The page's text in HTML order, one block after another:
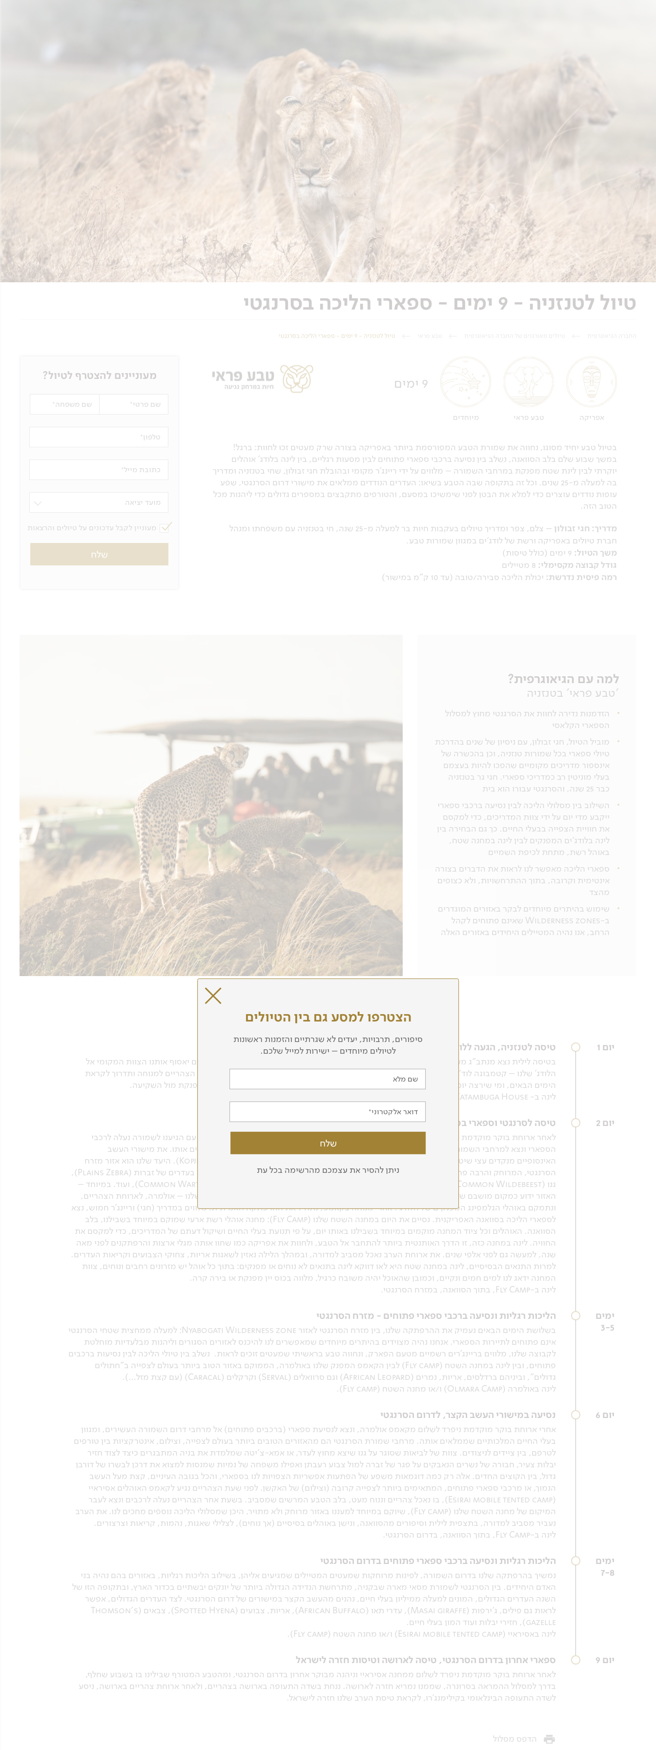
טיול לטנזניה - 9 ימים - ספארי הליכה בסרנגטי
טיול לטנזניה - 9 ימים - ספארי הליכה בסרנגטי
אפריקה טבע פראי מיוחדים
9 ימים
בטיול טבע יחיד מסוגו, נחווה את שמורת הטבע המפורסמת ביותר באפריקה בצורה שרק מעטים זכו לחוות: ברגל!
במשך שבוע שלם בלב הסוואנה, נשלב בין נסיעה ברכבי ספארי פתוחים לבין מסעות רגליים, בין לינה בלודג' אוהלים
יוקרתי לבין לינת שטח מפנקת במרחבי השמורה – מלווים על ידי ריינג'ר מקומי ובהובלת חגי זבולון, שחי בטנזניה ומדריך
בה למעלה מ-25 שנים. וכל זה בתקופה שבה הטבע בשיאו: העדרים הנודדים ממלאים את מישורי דרום הסרנגטי, שפע
עופות נודדים עוצרים כדי למלא את הבטן לפני שימשיכו במסעם, והטורפים מתקבצים במספרים גדולים כדי ליהנות מכל
הטוב הזה.
מדריך: חגי זבולון
– צלם, צפר ומדריך טיולים בעקבות חיות בר למעלה מ-25 שנה, חי בטנזניה עם משפחתו ומנהל
חברת טיולים באפריקה ורשת של לודג'ים במגוון שמורות טבע.
משך הטיול:
גודל קבוצה מקסימלי:
רמה פיסית נדרשת: יכולת הליכה סבירה/טובה (עד 10 ק"מ במישור)
מעוניינים להצטרף לטיול?
שם פרטי שם משפחה
טלפון
כתובת מייל
מועד יציאה
מעוניין לקבל עדכונים על טיולים והרצאות
למה עם הגיאוגרפית?
'טבע פראי' בטנזניה
הזדמנות נדירה לחוות את הסרגנטי מחוץ למסלול
הספארי הקלאסי
מוביל הטיול, חגי זבולון, עם ניסיון של שנים בהדרכת
טיולי ספארי בכל שמורות טנזניה, וכן בהכשרה של
אינספור מדריכים מקומיים שהפכו להיות בעצמם
בעלי מוניטין רב כמדריכי ספארי. חגי גר בטנזניה
כבר 25 שנה, והסרנגטי עבורו הוא בית
השילוב בין מסלולי הליכה לבין נסיעה ברכבי ספארי
ייקבע מדי יום על ידי צוות המדריכים, כדי למקסם
את חוויית הצפייה בבעלי החיים. כך גם הבחירה בין
לינה בלודג'ים המפנקים לבין לינה במחנה שטח,
באוהל רשת, מתחת לכיפת השמיים
ספארי הליכה מאפשר לנו לראות את הדברים בצורה
אינטימית וקרובה, בתוך ההתרחשויות, ולא כצופים
מהצד
שימוש בהיתרים מיוחדים לבקר באזורים המוגדרים
ב-Wilderness zones שאינם פתוחים לקהל
הרחב, אנו נהיה המטיילים היחידים באזורים האלה
מסלול הטיול
יום 1 טיסה לטנזניה, הגעה ללודג' מקסים בארושה
בטיסה לילית נצא מנתב"ג מעט לאחר חצות, וננחת בנמל תעופה קילימנג'רו שליד ארושה, בצהרי היום. משם יאסוף אותנו הצוות המקומי אל
הלודג' שלנו – קטמבוגה לוד'ג, הטובל בתוך טבע קסום ומשקיף אל פסגת הר מרו המרשימה. ננצל את אחר הצהריים למנוחה ותדרוך לקראת
הימים הבאים, ומי שירצה יוכל להצטרף לחגי לסיור צפרות קצר מסביב ללודג'. בערב ניהנה מארוחת ערב מפנקת מול השקיעה.
לינה ב- Katambuga House.
יום 2 טיסה לסרנגטי וספארי במזרח הסרנגטי, ארצם של "החתולים הגדולים"
לאחר ארוחת בוקר מוקדמת נעבור לשדה התעופה של ארושה, ומשם בטיסה פנימית קצרה לתוך הסרנגטי. עם הגיענו לשמורה נעלה לרכבי
הספארי ונצא למרחבי השמורה. הסרנגטי ידוע בכל העולם בזכות העושר המטורף של בעלי החיים שמאכלסים אותו. את מישורי העשב
האינסופיים מנקדים עצי שיטה יפהפיים, ו"איי" סלע המזדקרים מתוך הסוואנה, הידועים בשם "קופיס" (Kopjes). היעד שלנו הוא אזור מזרח
הסרנגטי, המרוחק והרבה פחות מתויר מאזורי מרכז השמורה. במהלך הנסיעה למזרח הסרנגטי נוכל לצפות בעדרים של זברות (Plains Zebra),
גנו (Common Wildebeest), פילים אפריקניים (African Elephant), משפחות של חזירי יבלות (Common Warthog), ועוד. במיוחד –
האזור ידוע כמקום מושבם של ברדלסים (Cheetah) רבים, לעתים קרובות אמהות עם גורים. נגיע לקאמפ שלנו – אולמרה, לארוחת הצהריים,
ונתמקם באוהלי הגלמפינג המפנקים של הלודג'. אחרי מנוחה בקאמפ, נתחיל את ההרפתקה האמיתית: מלווים במדריך (חגי) וריינג'ר חמוש, נצא
לספארי הליכה בסוואנה האפריקנית. נסיים את היום במחנה השטח שלנו (Fly Camp): מחנה אוהלי רשת ארעי שמוקם במיוחד בשבילנו, בלב
הסוואנה. האוהלים וכל ציוד המחנה מוקמים במיוחד בשבילנו באותו יום, על פי תנועת בעלי החיים ושיקול דעתם של המדריכים, כדי למקסם את
החוויה. לינה במחנה כזה, זו הדרך האותנטית ביותר להתחבר אל הטבע, ולחוות את אפריקה כמו שחוו אותה מגלי ארצות והרפתקנים לפני מאה
שנה, למעשה גם לפני אלפי שנים. את ארוחת הערב נאכל מסביב למדורה, ובמהלך הלילה נאזין לשאגות אריות, צחוקי הצבועים וקריאות העדרים.
למרות התנאים הבסיסיים, לינה במחנה שטח היא לאו דווקא לינה בתנאים לא נוחים או מפנקים: בתוך כל אוהל יש מזרונים רחבים ונוחים, צוות
המחנה ידאג לנו למים חמים ונקיים, וכמובן שהאוכל יהיה משובח כרגיל, מלווה בכוס יין מפנקת או בירה קרה.
לינה ב-Fly Camp, בתוך הסוואנה, במזרח הסרנגטי.
ימים
3-5
הליכות רגליות ונסיעה ברכבי ספארי פתוחים - מזרח הסרנגטי
בשלושת הימים הבאים נעמיק את ההרפתקה שלנו, בין מזרח הסרנגטי לאזור Nyabogati Wilderness zone: למעלה ממחצית שטחי הסרנגטי
אינם פתוחים לתיירות הספארי. אנחנו נהיה מצוידים בהיתרים מיוחדים שמאפשרים לנו להיכנס לאזורים הסגורים וליהנות מבלעדיות מוחלטת
לקבוצה שלנו, מלווים בריינג'רים רשמיים מטעם הפארק, ונחווה טבע בראשיתי שמעטים זוכים לראות. נשלב בין טיולי הליכה לבין נסיעות ברכבים
פתוחים, ובין לינה במחנה השטח (Fly camp) לבין הקאמפ המפנק שלנו באולמרה, הממוקם באזור הטוב ביותר בעולם לצפייה ב"חתולים
גדולים", וביניהם ברדלסים, אריות, נמרים (African Leopard) וגם סרוואלים (Serval) וקרקלים (Caracal) (עם קצת מזל…).
לינה באולמרה (Olmara Camp) ו/או מחנה השטח (Fly camp).
יום 6 נסיעה במישורי העשב הקצר, לדרום הסרנגטי
אחרי ארוחת בוקר מוקדמת ניפרד לשלום מקאמפ אולמרה, ונצא לנסיעת ספארי (ברכבים פתוחים) אל מרחבי דרום השמורה העשירים, ומגוון
בעלי החיים המלכותיים שממלאים אותה. מרחבי שמורת הסרנגטי הם מהאזורים הטובים ביותר בעולם לצפייה, וצילום, אינטרקציות בין טורפים
לטרפם, בין ציידים לניצודים. צוות של לביאות שסוגר על גנו שיצא מחוץ לעדר, או אמא-צ'יטה שמלמדת את בניה המתבגרים כיצד לצוד חזיר
יבלות צעיר, חבורה של נשרים הנאבקים על פגר של זברה למול צבוע רעבתן ואפילו משפחה של נמיות שמנסות למצוא את דרכן לבשרו של דורבן
גדול, בין הקוצים החדים. אלה רק כמה דוגמאות משפע של הפתעות אפשריות הצפויות לנו בספארי, והכל בגובה העיניים, קצת מעל העשב
הנמוך, או מרכבי ספארי פתוחים, המתאימים ביותר לצפייה קרובה (וצילום) של האקשן. לפני שעת הצהריים נגיע לקאמפ האוהלים אסיראיי
(Esirai mobile tented camp), בו נאכל צהריים וננוח מעט, בלב הטבע המרשים שמסביב. בשעת אחר הצהריים נעלה לרכבים ונצא לעבר
המיקום של מחנה השטח שלנו (Fly camp), שיוקם במיוחד למעננו באזור מרוחק ולא מתויר, היכן שמסלולי הליכה נוספים מחכים לנו. את הערב
נעביר מסביב למדורה, בתצפית לילית וסיפורים מהסוואנה, ונישן באוהלים בסיסיים (אך נוחים), לצלילי שאגות, נהמות, קריאות וצרצורים.
לינה ב-Fly Camp, בתוך הסוואנה, בדרום הסרנגטי.
ימים
7-8
הליכות רגליות ונסיעה ברכבי ספארי פתוחים בדרום הסרנגטי
נמשיך בהרפתקה שלנו בדרום השמורה, לפינות מרוחקות שמעטים המטיילים שמגיעים אליהן, בשילוב הליכות רגליות, באזורים בהם נהיה בני
האדם היחידים. בין הסרנגטי לשמורת מסאי מארה שבקניה, מתרחשת הנדידה הגדולה ביותר של יונקים יבשתיים בכדור הארץ, ובתקופה הזו של
השנה העדרים הגדולים, המונים למעלה ממיליון בעלי חיים, נהנים מהעשב הקצר במישורים של דרום הסרנגטי. לצד העדרים הגדולים, אפשר
לראות גם פילים, ג'ירפות (Masai giraffe), עדרי תאו (African Buffalo), אריות, צבועים (Spotted Hyena), צבאים (Thomson's
gazelle), חזירי יבלות ועוד המון בעלי חיים.
לינה באסיראיי (Esirai mobile tented camp) ו/או מחנה השטח (Fly camp).
יום 9 ספארי אחרון בדרום הסרנגטי, טיסה לארושה וטיסות חזרה לישראל
לאחר ארוחת בוקר מוקדמת ניפרד לשלום ממחנה אסיראיי וניהנה מבוקר אחרון בדרום הסרנגטי, ומהטבע המטורף שבילינו בו בשבוע שחלף,
בדרך למסלול ההמראה בסרונרה, שממנו נמריא חזרה לארושה. ננחת בשדה התעופה בארושה בצהריים, ולאחר ארוחת צהריים בארושה, ניסע
לשדה התעופה הבינלאומי בקילימנג'רו, לקראת טיסת הערב שלנו חזרה לישראל.
הדפס מסלול
הצטרפו למסע גם בין הטיולים
סיפורים, תרבויות, יעדים לא שגרתיים והזמנות ראשונות
לטיולים מיוחדים – ישירות למייל שלכם.
שם מלא
דואר אלקטרוני
ניתן להסיר את עצמכם מהרשימה בכל עת